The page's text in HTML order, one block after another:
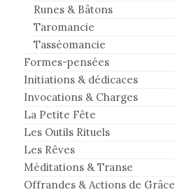
Runes & Bâtons
Taromancie
Tasséomancie
Formes-pensées
Initiations & dédicaces
Invocations & Charges
La Petite Fête
Les Outils Rituels
Les Rêves
Méditations & Transe
Offrandes & Actions de Grâce